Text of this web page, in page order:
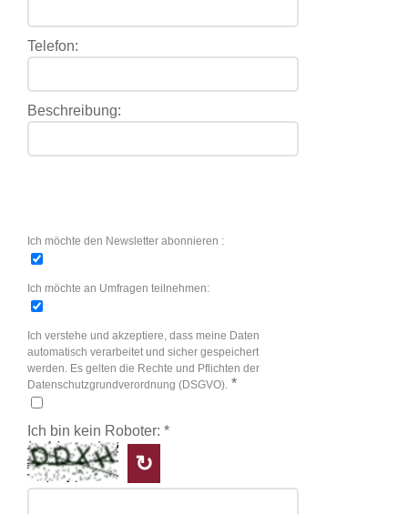
Telefon:
Beschreibung:
Ich möchte den Newsletter abonnieren :
Ich möchte an Umfragen teilnehmen:
Ich verstehe und akzeptiere, dass meine Daten
automatisch verarbeitet und sicher gespeichert
werden. Es gelten die Rechte und Pflichten der
Datenschutzgrundverordnung (DSGVO). *
Ich bin kein Roboter: *
↻